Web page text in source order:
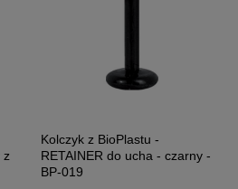
z
Kolczyk z BioPlastu -
RETAINER do ucha - czarny -
BP-019